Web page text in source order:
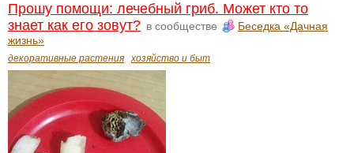
Прошу помощи: лечебный гриб. Может кто то
знает как его зовут? в сообществе
Беседка «Дачная
жизнь»
декоративные растения хозяйство и быт